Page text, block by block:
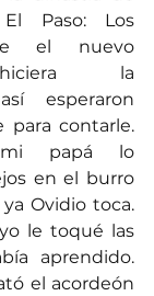
Paso: Los
el nuevo
hiciera la
esperaron
para contarle.
mi papá lo
en el burro
Ovidio toca.
yo le toqué las
aprendido.
el acordeón